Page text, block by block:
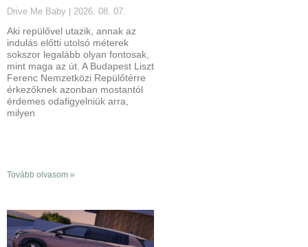
Drive Me Baby 2026. 08. 07.
Aki repülővel utazik, annak az
indulás előtti utolsó méterek
sokszor legalább olyan fontosak,
mint maga az út. A Budapest Liszt
Ferenc Nemzetközi Repülőtérre
érkezőknek azonban mostantól
érdemes odafigyelniük arra,
milyen
Tovább olvasom »